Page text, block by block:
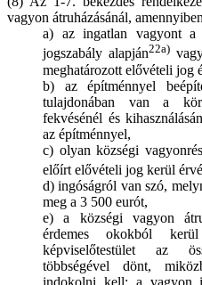
vagyon átruházásánál, amennyiben
a) az ingatlan vagyont a
jogszabály alapján22a)
meghatározott elővételi jog
b) az építménnyel
tulajdonában van a
fekvésénél és
az építménnyel,
c) olyan községi
előírt elővételi jog kerül
d) ingóságról van szó,
meg a 3 500 eurót,
e) a községi vagyon
érdemes okokból
képviselőtestület az
többségével dönt,
indokolni kell; a vagyon